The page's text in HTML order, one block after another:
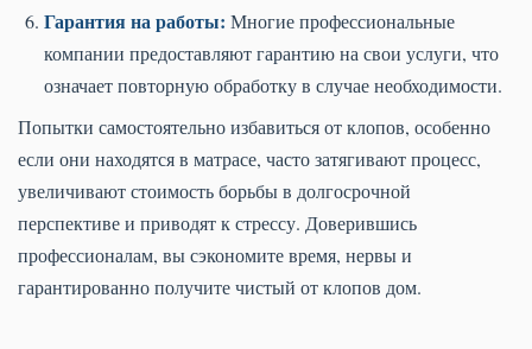
Гарантия на работы: Многие профессиональные
компании предоставляют гарантию на свои услуги, что
означает повторную обработку в случае необходимости.
Попытки самостоятельно избавиться от клопов, особенно
если они находятся в матрасе, часто затягивают процесс,
увеличивают стоимость борьбы в долгосрочной
перспективе и приводят к стрессу. Доверившись
профессионалам, вы сэкономите время, нервы и
гарантированно получите чистый от клопов дом.